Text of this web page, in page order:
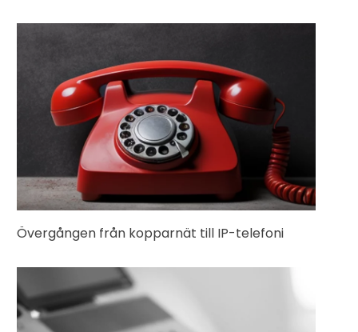
Övergången från kopparnät till IP-telefoni